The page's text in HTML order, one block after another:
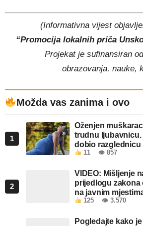
(Informativna vijest
“Promocija lokalnih priča
Projekat je sufinansiran
obrazovanja, nauke,
Možda vas zanima i ovo
1
Oženjen
trudnu ljubavnicu.
dobio razglednicu
kada je pročitao
11 👁 857
2
VIDEO: Mišljenje
prijedlogu zakona
na javnim
objektima u FBiH
125 👁 3.570
Pogledajte kako